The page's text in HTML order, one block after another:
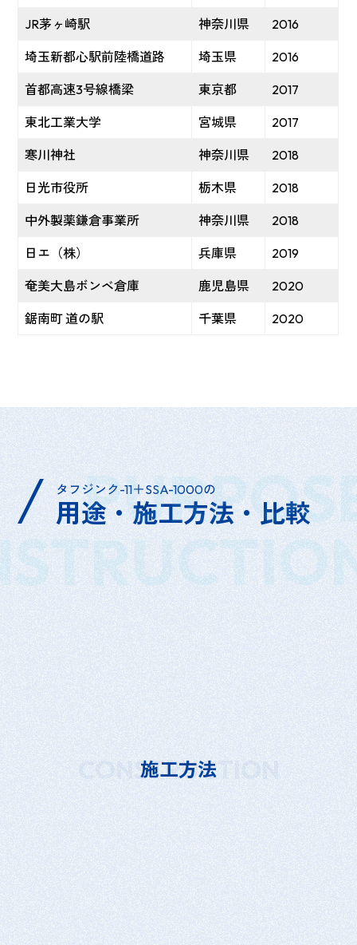
JR茅ヶ崎駅 神奈川県 2016
埼玉新都心駅前陸橋道路 埼玉県 2016
首都高速3号線橋梁 東京都 2017
東北工業大学 宮城県 2017
寒川神社 神奈川県 2018
日光市役所 栃木県 2018
中外製薬鎌倉事業所 神奈川県 2018
日エ（株） 兵庫県 2019
奄美大島ボンベ倉庫 鹿児島県 2020
鋸南町 道の駅 千葉県 2020
タフジンク-11＋SSA-1000の
用途・施工方法・比較
施工方法
CONSTRUCTION